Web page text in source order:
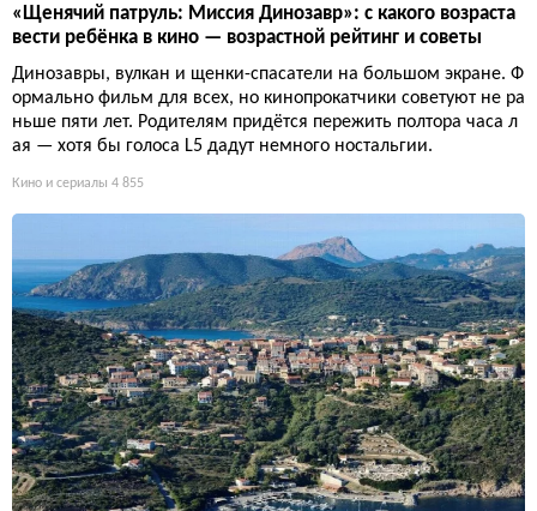
«Щенячий патруль: Миссия Динозавр»: с какого возраста
вести ребёнка в кино — возрастной рейтинг и советы
Динозавры, вулкан и щенки-спасатели на большом экране. Ф
ормально фильм для всех, но кинопрокатчики советуют не ра
ньше пяти лет. Родителям придётся пережить полтора часа л
ая — хотя бы голоса L5 дадут немного ностальгии.
Кино и сериалы 4 855